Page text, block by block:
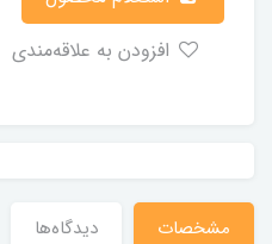
مشخصات دیدگاه‌ها